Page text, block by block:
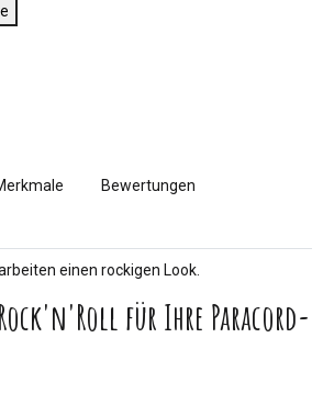
Bewertungen
einen rockigen Look.
für Ihre Paracord-